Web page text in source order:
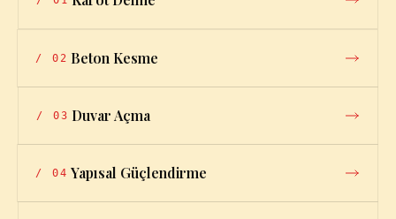
/ 02 Beton Kesme
/ 03 Duvar Açma
/ 04 Yapısal Güçlendirme